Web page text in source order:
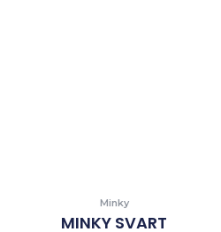
Minky
MINKY SVART